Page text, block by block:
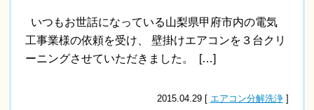
いつもお世話になっている山梨県甲府市内の電気
工事業様の依頼を受け、 壁掛けエアコンを３台クリ
ーニングさせていただきました。 […]
2015.04.29 [ エアコン分解洗浄]